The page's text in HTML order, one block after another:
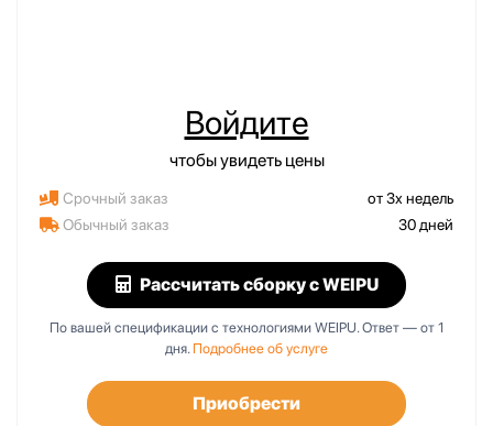
Войдите
чтобы увидеть цены
Срочный заказ
от 3х недель
Обычный заказ
30 дней
Рассчитать сборкус WEIPU
По вашей спецификации с технологиями WEIPU. Ответ — от 1
дня. Подробнее об услуге
Приобрести